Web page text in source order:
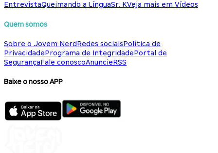
EntrevistaQueimando a LínguaSr. KVeja mais em Vídeos
Quem somos
Sobre o Jovem NerdRedes sociaisPolítica de
PrivacidadePrograma de IntegridadePortal de
SegurançaFale conoscoAnuncieRSS
Baixe o nosso APP